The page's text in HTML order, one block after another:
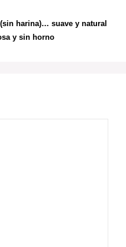
harina)… suave y natural
y sin horno